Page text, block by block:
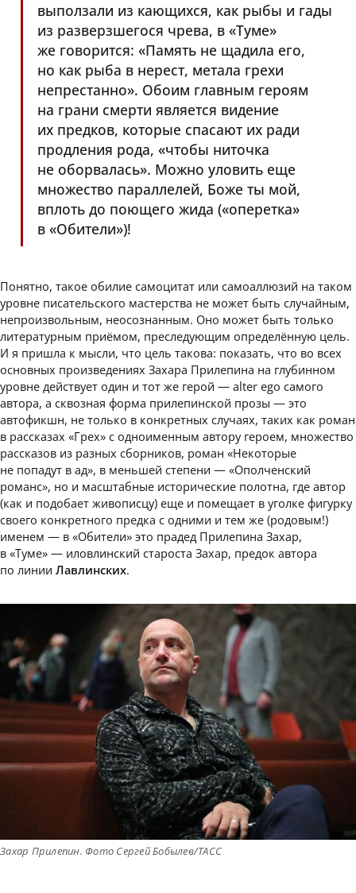
выползали из кающихся, как рыбы и гады
из разверзшегося чрева, в «Туме»
же говорится: «Память не щадила его,
но как рыба в нерест, метала грехи
непрестанно». Обоим главным героям
на грани смерти является видение
их предков, которые спасают их ради
продления рода, «чтобы ниточка
не оборвалась». Можно уловить еще
множество параллелей, Боже ты мой,
вплоть до поющего жида («оперетка»
в «Обители»)!
Понятно, такое обилие самоцитат или самоаллюзий на таком
уровне писательского мастерства не может быть случайным,
непроизвольным, неосознанным. Оно может быть только
литературным приёмом, преследующим определённую цель.
И я пришла к мысли, что цель такова: показать, что во всех
основных произведениях Захара Прилепина на глубинном
уровне действует один и тот же герой — alter ego самого
автора, а сквозная форма прилепинской прозы — это
автофикшн, не только в конкретных случаях, таких как роман
в рассказах «Грех» с одноименным автору героем, множество
рассказов из разных сборников, роман «Некоторые
не попадут в ад», в меньшей степени — «Ополченский
романс», но и масштабные исторические полотна, где автор
(как и подобает живописцу) еще и помещает в уголке фигурку
своего конкретного предка с одними и тем же (родовым!)
именем — в «Обители» это прадед Прилепина Захар,
в «Туме» — иловлинский староста Захар, предок автора
по линии Лавлинских.
Захар Прилепин. Фото Сергей Бобылев/ТАСС